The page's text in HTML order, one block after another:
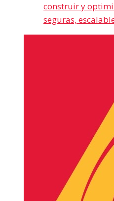
construir y
seguras,